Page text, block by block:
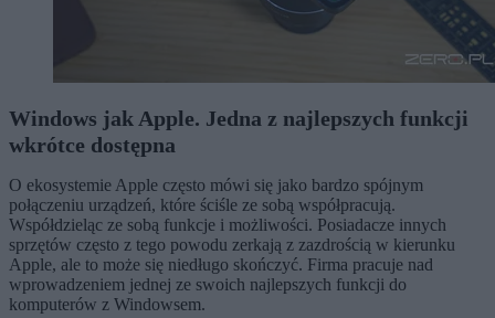
Windows jak Apple. Jedna z najlepszych funkcji
wkrótce dostępna
O ekosystemie Apple często mówi się jako bardzo spójnym
połączeniu urządzeń, które ściśle ze sobą współpracują.
Współdzieląc ze sobą funkcje i możliwości. Posiadacze innych
sprzętów często z tego powodu zerkają z zazdrością w kierunku
Apple, ale to może się niedługo skończyć. Firma pracuje nad
wprowadzeniem jednej ze swoich najlepszych funkcji do
komputerów z Windowsem.